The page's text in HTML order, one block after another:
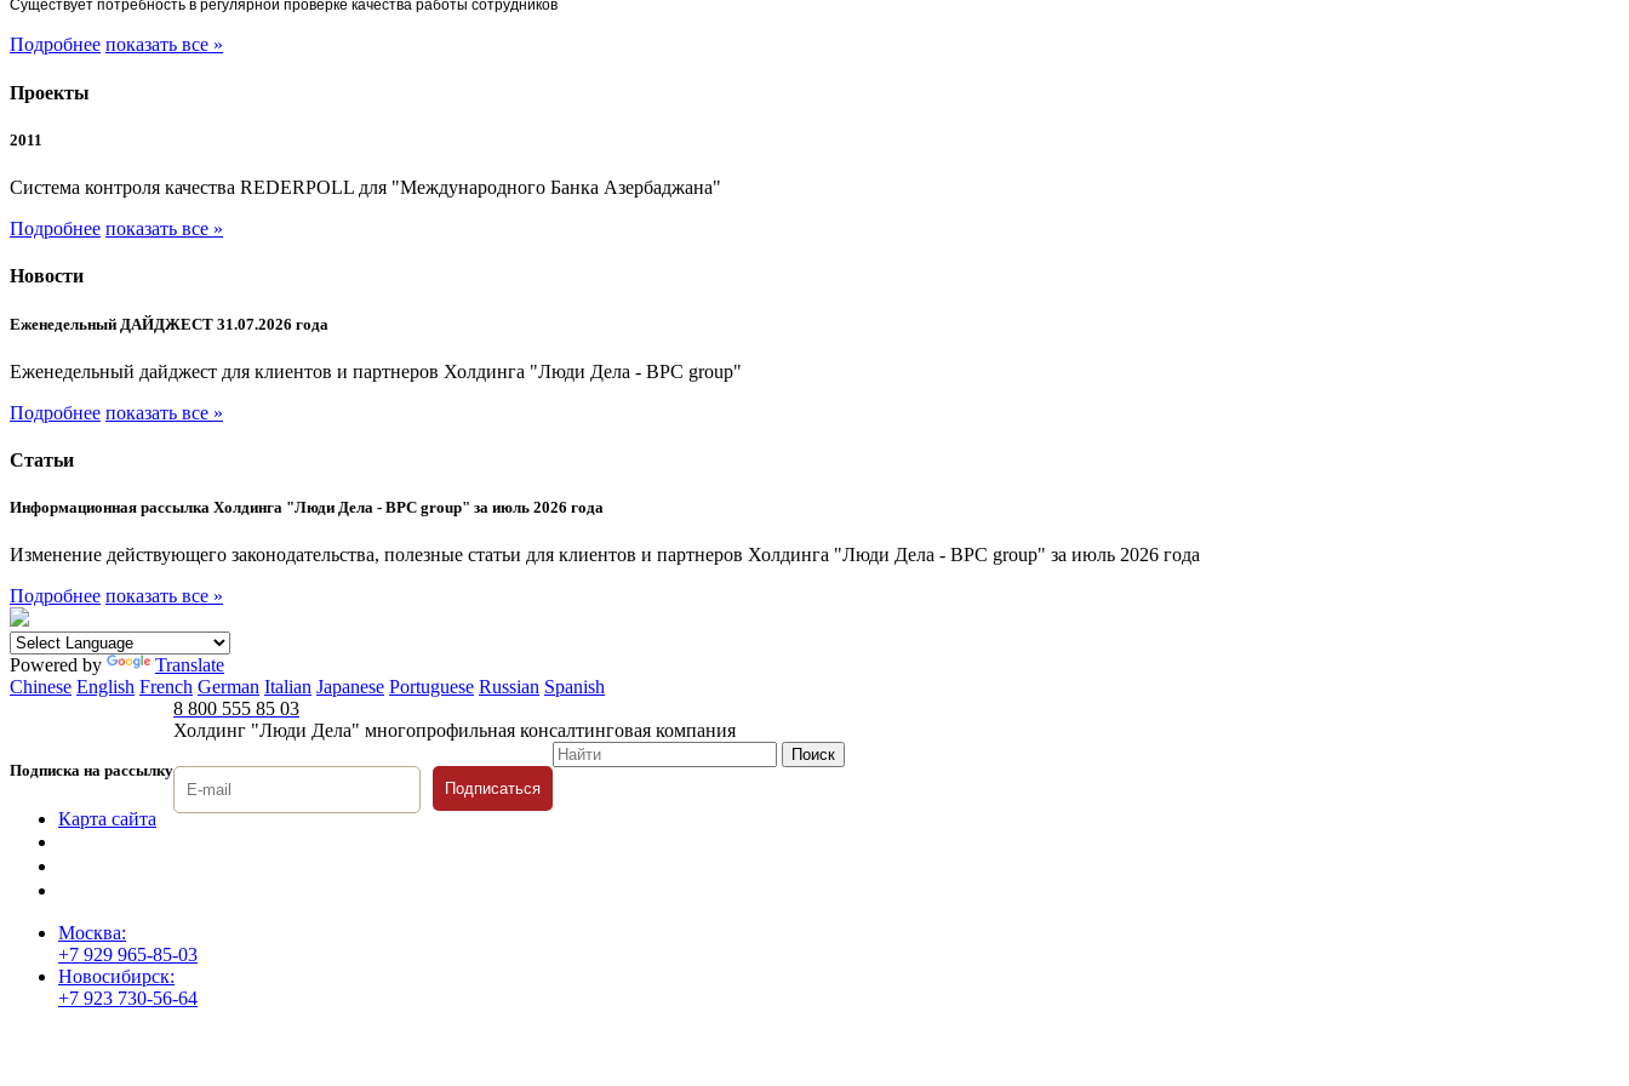
Существует потребность в регулярной проверке качества работы сотрудников
Подробнее показать все »
Проекты
2011
Система контроля качества REDERPOLL для "Международного Банка Азербаджана"
Подробнее показать все »
Новости
Еженедельный ДАЙДЖЕСТ 31.07.2026 года
Еженедельный дайджест для клиентов и партнеров Холдинга "Люди Дела - BPC group"
Подробнее показать все »
Статьи
Информационная рассылка Холдинга "Люди Дела - BPC group" за июль 2026 года
Изменение действующего законодательства, полезные статьи для клиентов и партнеров Холдинга "Люди Дела - BPC group" за июль 2026 года
Подробнее показать все »
Powered by
Translate
Chinese English French German Italian Japanese Portuguese Russian Spanish
Подписка на рассылку
8 800 555 85 03
Холдинг "Люди Дела" многопрофильная консалтинговая компания
Подписаться
Карта сайта
Москва:
+7 929 965-85-03
Новосибирск:
+7 923 730-56-64